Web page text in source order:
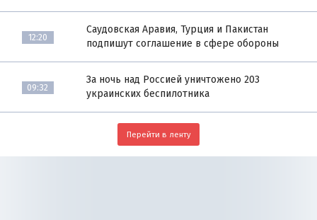
12:20
Саудовская Аравия, Турция и Пакистан
подпишут соглашение в сфере обороны
09:32
За ночь над Россией уничтожено 203
украинских беспилотника
Перейти в ленту